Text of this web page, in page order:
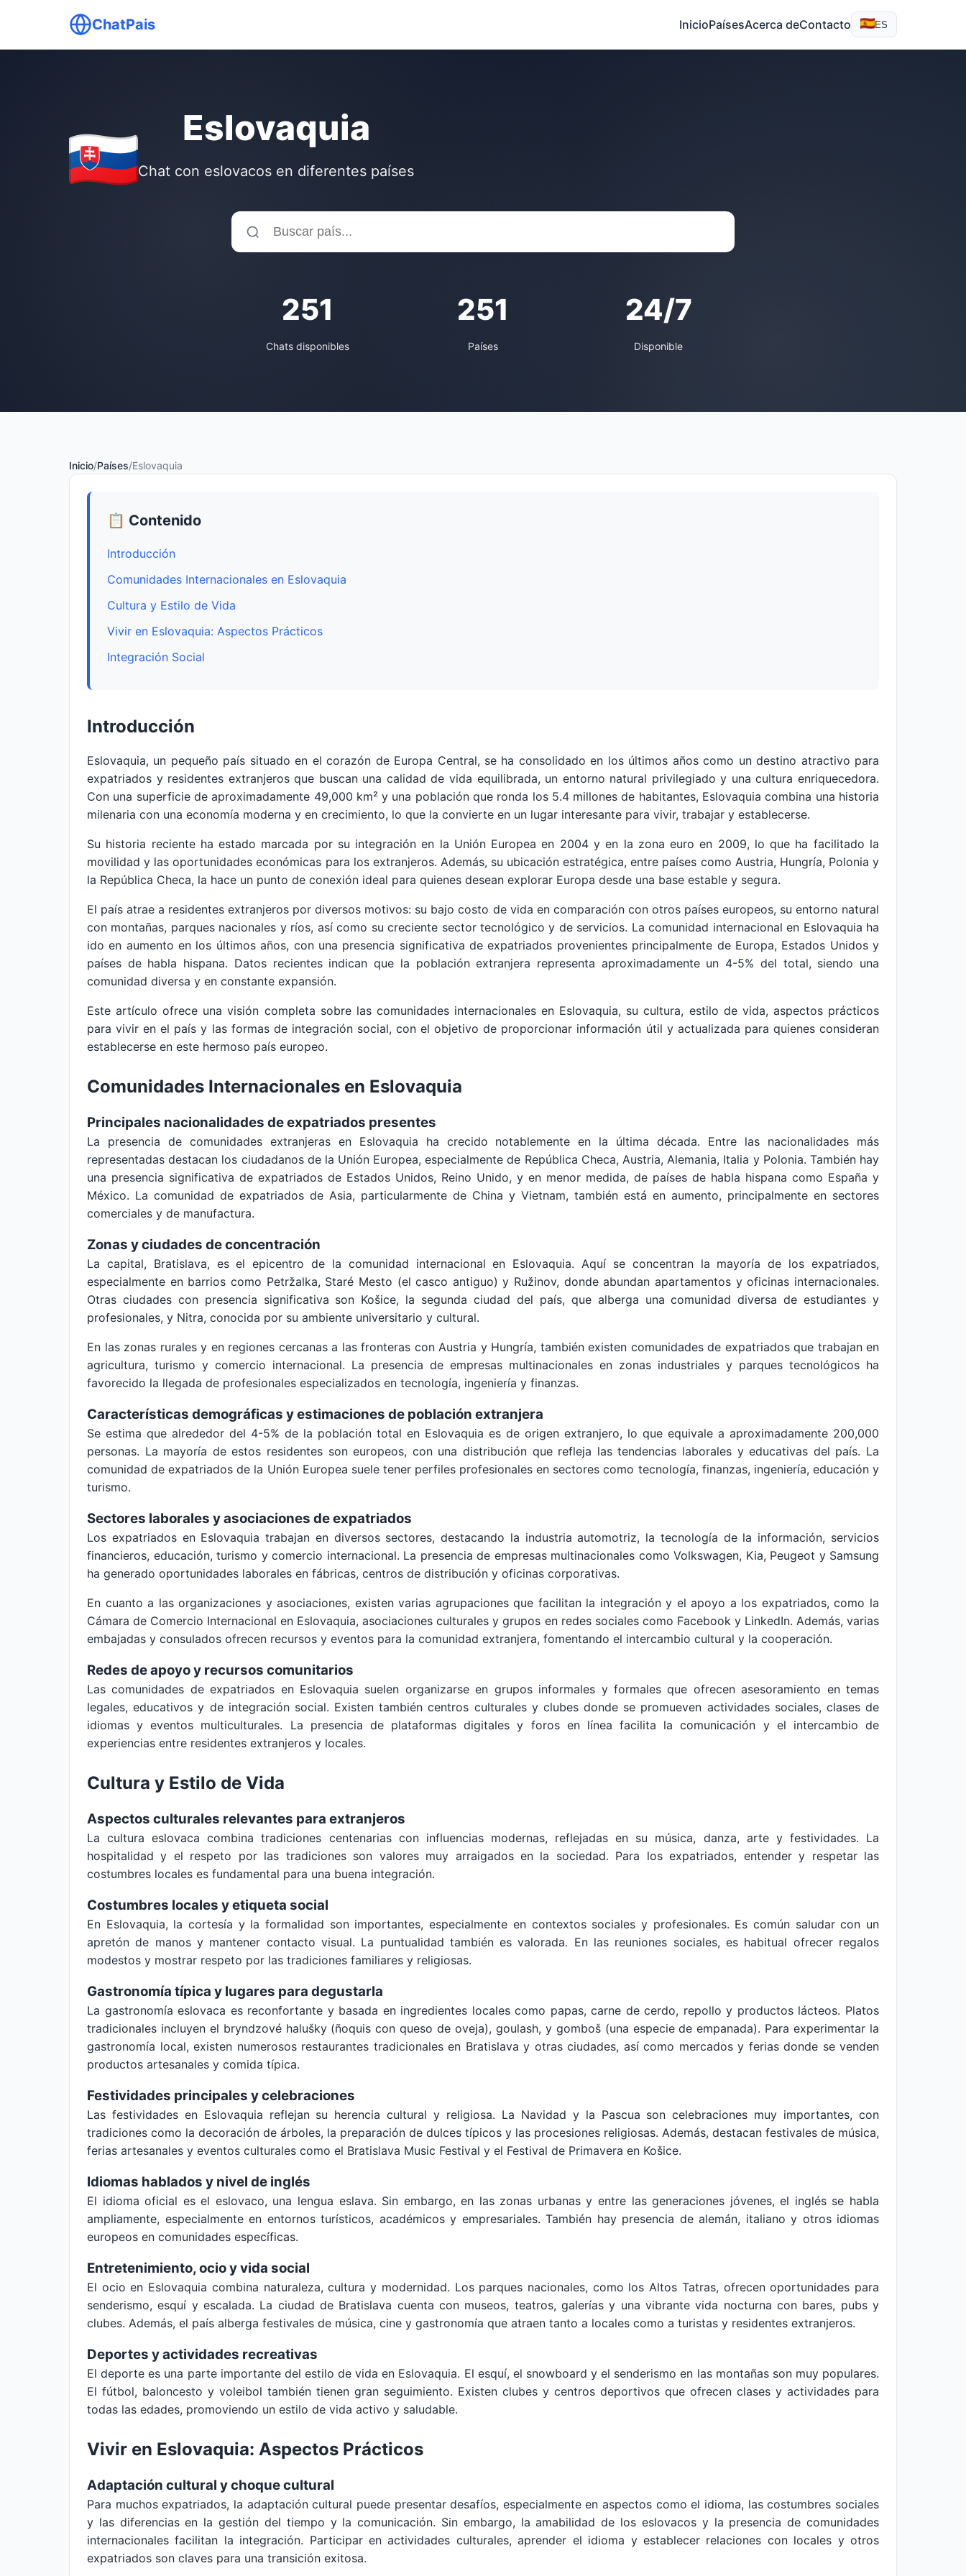
ChatPais InicioPaísesAcerca deContacto ES
Eslovaquia
Chat con eslovacos en diferentes países
251
Chats disponibles
251
Países
24/7
Disponible
Inicio/Países/Eslovaquia
📋 Contenido
Introducción
Comunidades Internacionales en Eslovaquia
Cultura y Estilo de Vida
Vivir en Eslovaquia: Aspectos Prácticos
Integración Social
Introducción
Eslovaquia, un pequeño país situado en el corazón de Europa Central, se ha consolidado en los últimos años como un destino atractivo para
expatriados y residentes extranjeros que buscan una calidad de vida equilibrada, un entorno natural privilegiado y una cultura enriquecedora.
Con una superficie de aproximadamente 49,000 km² y una población que ronda los 5.4 millones de habitantes, Eslovaquia combina una historia
milenaria con una economía moderna y en crecimiento, lo que la convierte en un lugar interesante para vivir, trabajar y establecerse.
Su historia reciente ha estado marcada por su integración en la Unión Europea en 2004 y en la zona euro en 2009, lo que ha facilitado la
movilidad y las oportunidades económicas para los extranjeros. Además, su ubicación estratégica, entre países como Austria, Hungría, Polonia y
la República Checa, la hace un punto de conexión ideal para quienes desean explorar Europa desde una base estable y segura.
El país atrae a residentes extranjeros por diversos motivos: su bajo costo de vida en comparación con otros países europeos, su entorno natural
con montañas, parques nacionales y ríos, así como su creciente sector tecnológico y de servicios. La comunidad internacional en Eslovaquia ha
ido en aumento en los últimos años, con una presencia significativa de expatriados provenientes principalmente de Europa, Estados Unidos y
países de habla hispana. Datos recientes indican que la población extranjera representa aproximadamente un 4-5% del total, siendo una
comunidad diversa y en constante expansión.
Este artículo ofrece una visión completa sobre las comunidades internacionales en Eslovaquia, su cultura, estilo de vida, aspectos prácticos
para vivir en el país y las formas de integración social, con el objetivo de proporcionar información útil y actualizada para quienes consideran
establecerse en este hermoso país europeo.
Comunidades Internacionales en Eslovaquia
Principales nacionalidades de expatriados presentes
La presencia de comunidades extranjeras en Eslovaquia ha crecido notablemente en la última década. Entre las nacionalidades más
representadas destacan los ciudadanos de la Unión Europea, especialmente de República Checa, Austria, Alemania, Italia y Polonia. También hay
una presencia significativa de expatriados de Estados Unidos, Reino Unido, y en menor medida, de países de habla hispana como España y
México. La comunidad de expatriados de Asia, particularmente de China y Vietnam, también está en aumento, principalmente en sectores
comerciales y de manufactura.
Zonas y ciudades de concentración
La capital, Bratislava, es el epicentro de la comunidad internacional en Eslovaquia. Aquí se concentran la mayoría de los expatriados,
especialmente en barrios como Petržalka, Staré Mesto (el casco antiguo) y Ružinov, donde abundan apartamentos y oficinas internacionales.
Otras ciudades con presencia significativa son Košice, la segunda ciudad del país, que alberga una comunidad diversa de estudiantes y
profesionales, y Nitra, conocida por su ambiente universitario y cultural.
En las zonas rurales y en regiones cercanas a las fronteras con Austria y Hungría, también existen comunidades de expatriados que trabajan en
agricultura, turismo y comercio internacional. La presencia de empresas multinacionales en zonas industriales y parques tecnológicos ha
favorecido la llegada de profesionales especializados en tecnología, ingeniería y finanzas.
Características demográficas y estimaciones de población extranjera
Se estima que alrededor del 4-5% de la población total en Eslovaquia es de origen extranjero, lo que equivale a aproximadamente 200,000
personas. La mayoría de estos residentes son europeos, con una distribución que refleja las tendencias laborales y educativas del país. La
comunidad de expatriados de la Unión Europea suele tener perfiles profesionales en sectores como tecnología, finanzas, ingeniería, educación y
turismo.
Sectores laborales y asociaciones de expatriados
Los expatriados en Eslovaquia trabajan en diversos sectores, destacando la industria automotriz, la tecnología de la información, servicios
financieros, educación, turismo y comercio internacional. La presencia de empresas multinacionales como Volkswagen, Kia, Peugeot y Samsung
ha generado oportunidades laborales en fábricas, centros de distribución y oficinas corporativas.
En cuanto a las organizaciones y asociaciones, existen varias agrupaciones que facilitan la integración y el apoyo a los expatriados, como la
Cámara de Comercio Internacional en Eslovaquia, asociaciones culturales y grupos en redes sociales como Facebook y LinkedIn. Además, varias
embajadas y consulados ofrecen recursos y eventos para la comunidad extranjera, fomentando el intercambio cultural y la cooperación.
Redes de apoyo y recursos comunitarios
Las comunidades de expatriados en Eslovaquia suelen organizarse en grupos informales y formales que ofrecen asesoramiento en temas
legales, educativos y de integración social. Existen también centros culturales y clubes donde se promueven actividades sociales, clases de
idiomas y eventos multiculturales. La presencia de plataformas digitales y foros en línea facilita la comunicación y el intercambio de
experiencias entre residentes extranjeros y locales.
Cultura y Estilo de Vida
Aspectos culturales relevantes para extranjeros
La cultura eslovaca combina tradiciones centenarias con influencias modernas, reflejadas en su música, danza, arte y festividades. La
hospitalidad y el respeto por las tradiciones son valores muy arraigados en la sociedad. Para los expatriados, entender y respetar las
costumbres locales es fundamental para una buena integración.
Costumbres locales y etiqueta social
En Eslovaquia, la cortesía y la formalidad son importantes, especialmente en contextos sociales y profesionales. Es común saludar con un
apretón de manos y mantener contacto visual. La puntualidad también es valorada. En las reuniones sociales, es habitual ofrecer regalos
modestos y mostrar respeto por las tradiciones familiares y religiosas.
Gastronomía típica y lugares para degustarla
La gastronomía eslovaca es reconfortante y basada en ingredientes locales como papas, carne de cerdo, repollo y productos lácteos. Platos
tradicionales incluyen el bryndzové halušky (ñoquis con queso de oveja), goulash, y gomboš (una especie de empanada). Para experimentar la
gastronomía local, existen numerosos restaurantes tradicionales en Bratislava y otras ciudades, así como mercados y ferias donde se venden
productos artesanales y comida típica.
Festividades principales y celebraciones
Las festividades en Eslovaquia reflejan su herencia cultural y religiosa. La Navidad y la Pascua son celebraciones muy importantes, con
tradiciones como la decoración de árboles, la preparación de dulces típicos y las procesiones religiosas. Además, destacan festivales de música,
ferias artesanales y eventos culturales como el Bratislava Music Festival y el Festival de Primavera en Košice.
Idiomas hablados y nivel de inglés
El idioma oficial es el eslovaco, una lengua eslava. Sin embargo, en las zonas urbanas y entre las generaciones jóvenes, el inglés se habla
ampliamente, especialmente en entornos turísticos, académicos y empresariales. También hay presencia de alemán, italiano y otros idiomas
europeos en comunidades específicas.
Entretenimiento, ocio y vida social
El ocio en Eslovaquia combina naturaleza, cultura y modernidad. Los parques nacionales, como los Altos Tatras, ofrecen oportunidades para
senderismo, esquí y escalada. La ciudad de Bratislava cuenta con museos, teatros, galerías y una vibrante vida nocturna con bares, pubs y
clubes. Además, el país alberga festivales de música, cine y gastronomía que atraen tanto a locales como a turistas y residentes extranjeros.
Deportes y actividades recreativas
El deporte es una parte importante del estilo de vida en Eslovaquia. El esquí, el snowboard y el senderismo en las montañas son muy populares.
El fútbol, baloncesto y voleibol también tienen gran seguimiento. Existen clubes y centros deportivos que ofrecen clases y actividades para
todas las edades, promoviendo un estilo de vida activo y saludable.
Vivir en Eslovaquia: Aspectos Prácticos
Adaptación cultural y choque cultural
Para muchos expatriados, la adaptación cultural puede presentar desafíos, especialmente en aspectos como el idioma, las costumbres sociales
y las diferencias en la gestión del tiempo y la comunicación. Sin embargo, la amabilidad de los eslovacos y la presencia de comunidades
internacionales facilitan la integración. Participar en actividades culturales, aprender el idioma y establecer relaciones con locales y otros
expatriados son claves para una transición exitosa.